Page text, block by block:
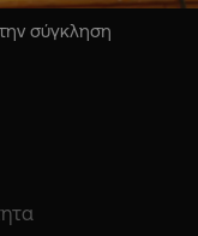
σύγκληση